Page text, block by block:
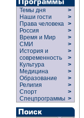
Темы дня
>
Наши гости
>
Права человека >
Россия
>
Время и Мир
>
СМИ
>
История и
современность
>
>
Культура
>
Медицина
>
Образование
>
Религия
>
Спорт
>
Спецпрограммы >